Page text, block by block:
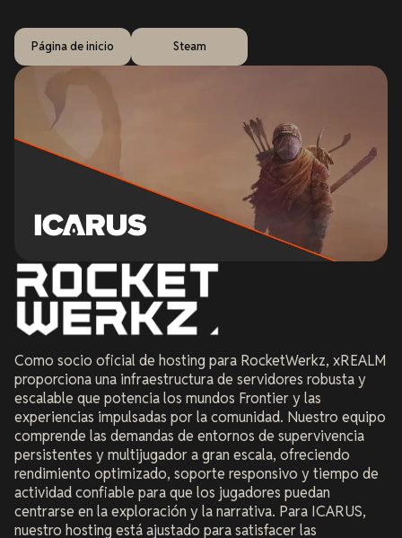
Página de inicio Steam
Como socio oficial de hosting para RocketWerkz, xREALM
proporciona una infraestructura de servidores robusta y
escalable que potencia los mundos Frontier y las
experiencias impulsadas por la comunidad. Nuestro equipo
comprende las demandas de entornos de supervivencia
persistentes y multijugador a gran escala, ofreciendo
rendimiento optimizado, soporte responsivo y tiempo de
actividad confiable para que los jugadores puedan
centrarse en la exploración y la narrativa. Para ICARUS,
nuestro hosting está ajustado para satisfacer las